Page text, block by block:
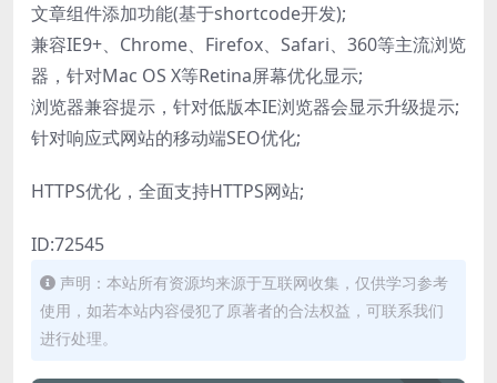
文章组件添加功能(基于shortcode开发);
兼容IE9+、Chrome、Firefox、Safari、360等主流浏览
器，针对Mac OS X等Retina屏幕优化显示;
浏览器兼容提示，针对低版本IE浏览器会显示升级提示;
针对响应式网站的移动端SEO优化;
HTTPS优化，全面支持HTTPS网站;
ID:72545
声明：本站所有资源均来源于互联网收集，仅供学习参考
使用，如若本站内容侵犯了原著者的合法权益，可联系我们
进行处理。